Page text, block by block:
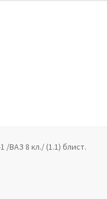
персональных данных
1 /ВАЗ 8 кл./ (1.1) блист.